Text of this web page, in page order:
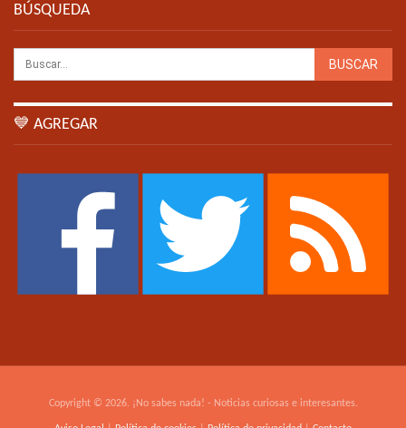
BÚSQUEDA
💙 AGREGAR
Copyright © 2026. ¡No sabes nada! - Noticias curiosas e interesantes.